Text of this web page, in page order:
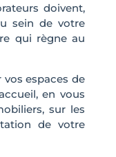
doivent,
sein de votre
qui règne au
espaces de
en vous
sur les
de votre